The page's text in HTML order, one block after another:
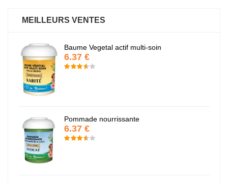
MEILLEURS VENTES
Baume Vegetal actif multi-soin
6.37 €
Pommade nourrissante
6.37 €